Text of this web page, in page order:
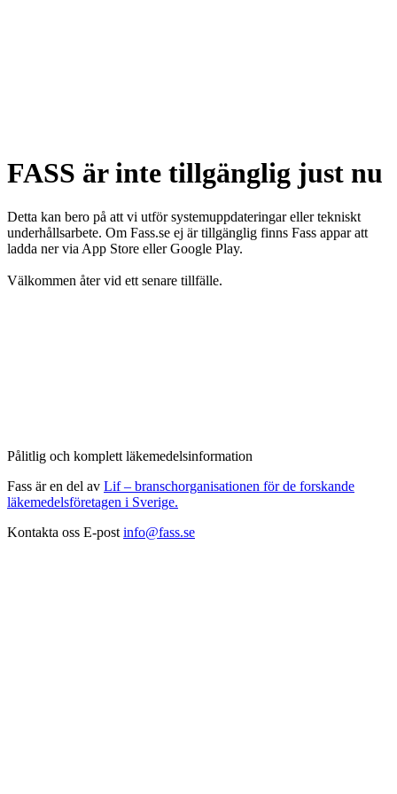
FASS är inte tillgänglig just nu
Detta kan bero på att vi utför systemuppdateringar eller tekniskt
underhållsarbete. Om Fass.se ej är tillgänglig finns Fass appar att
ladda ner via App Store eller Google Play.
Välkommen åter vid ett senare tillfälle.
Pålitlig och komplett läkemedelsinformation
Fass är en del av Lif – branschorganisationen för de forskande
läkemedelsföretagen i Sverige.
Kontakta oss E-post info@fass.se